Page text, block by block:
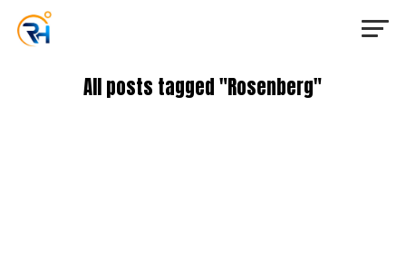
All posts tagged "Rosenberg"